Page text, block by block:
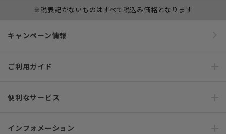
※税表記がないものはすべて税込み価格となります
キャンペーン情報
ご利用ガイド
便利なサービス
インフォメーション